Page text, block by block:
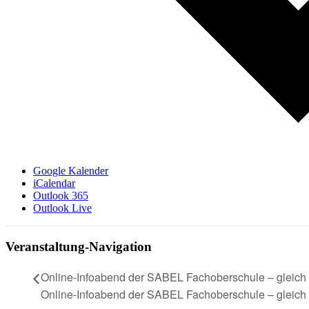
Google Kalender
iCalendar
Outlook 365
Outlook Live
Veranstaltung-Navigation
Online-Infoabend der SABEL Fachoberschule –
Online-Infoabend der SABEL Fachoberschule –